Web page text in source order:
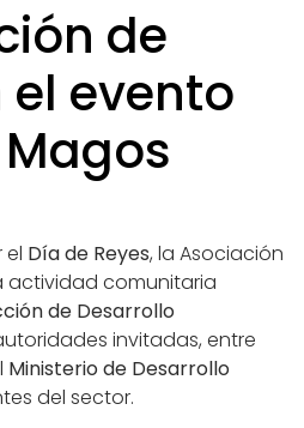
de
el evento
el Día de Reyes, la Asociación
actividad comunitaria
de Desarrollo
invitadas, entre
Ministerio de Desarrollo
del sector.